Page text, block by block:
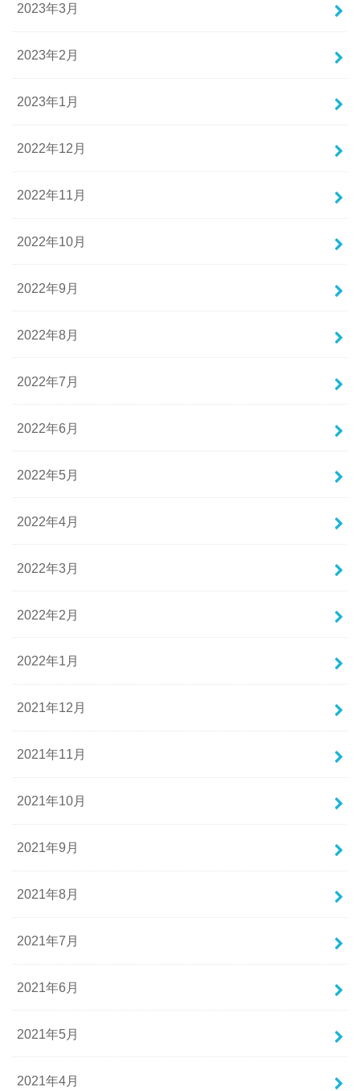
2023年3月
2023年2月
2023年1月
2022年12月
2022年11月
2022年10月
2022年9月
2022年8月
2022年7月
2022年6月
2022年5月
2022年4月
2022年3月
2022年2月
2022年1月
2021年12月
2021年11月
2021年10月
2021年9月
2021年8月
2021年7月
2021年6月
2021年5月
2021年4月